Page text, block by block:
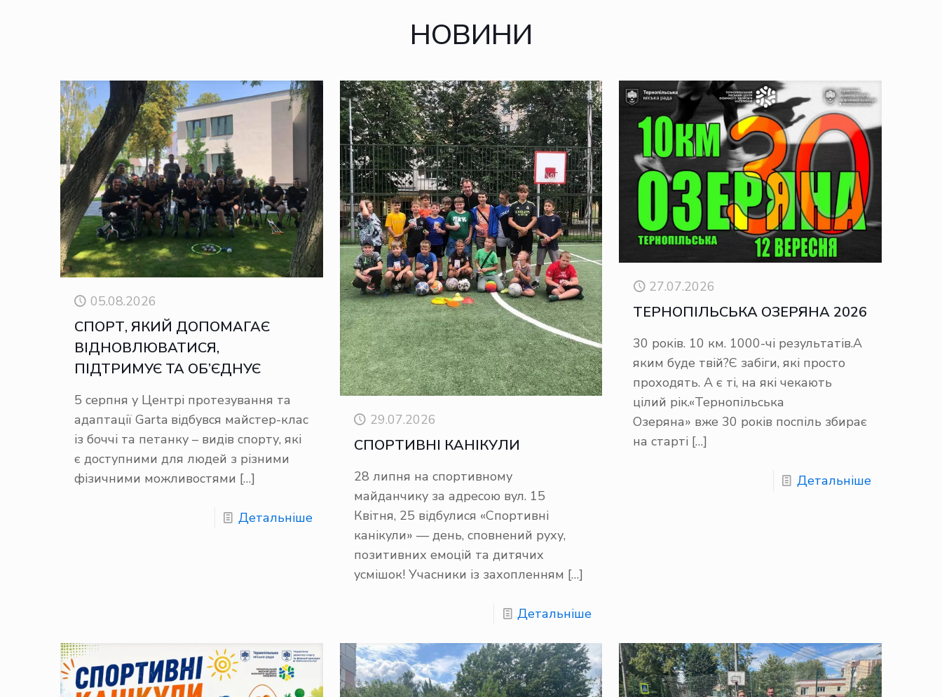
НОВИНИ
05.08.2026
СПОРТ, ЯКИЙ ДОПОМАГАЄ
ВІДНОВЛЮВАТИСЯ,
ПІДТРИМУЄ ТА ОБ’ЄДНУЄ
5 серпня у Центрі протезування та
адаптації Garta відбувся майстер-клас
із боччі та петанку – видів спорту, які
є доступними для людей з різними
фізичними можливостями […]
Детальніше
29.07.2026
СПОРТИВНІ КАНІКУЛИ
28 липня на спортивному
майданчику за адресою вул. 15
Квітня, 25 відбулися «Спортивні
канікули» — день, сповнений руху,
позитивних емоцій та дитячих
усмішок! Учасники із захопленням […]
Детальніше
27.07.2026
ТЕРНОПІЛЬСЬКА ОЗЕРЯНА 2026
30 років. 10 км. 1000-чі результатів.А
яким буде твій?Є забіги, які просто
проходять. А є ті, на які чекають
цілий рік.«Тернопільська
Озеряна» вже 30 років поспіль збирає
на старті […]
Детальніше